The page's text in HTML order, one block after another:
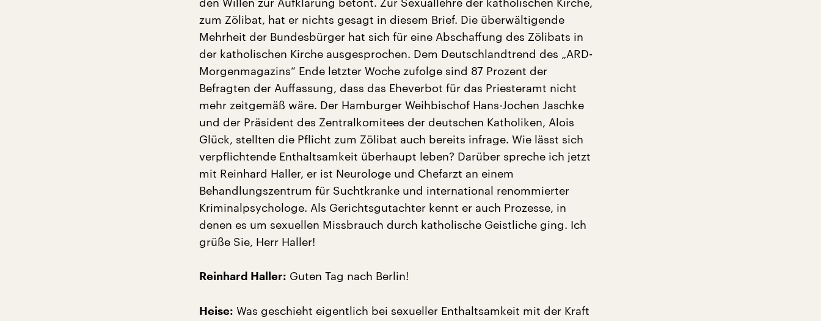
zum Zölibat, hat er nichts gesagt in diesem Brief. Die überwältigende
Mehrheit der Bundesbürger hat sich für eine Abschaffung des Zölibats in
der katholischen Kirche ausgesprochen. Dem Deutschlandtrend des „ARD-
Morgenmagazins“ Ende letzter Woche zufolge sind 87 Prozent der
Befragten der Auffassung, dass das Eheverbot für das Priesteramt nicht
mehr zeitgemäß wäre. Der Hamburger Weihbischof Hans-Jochen Jaschke
und der Präsident des Zentralkomitees der deutschen Katholiken, Alois
Glück, stellten die Pflicht zum Zölibat auch bereits infrage. Wie lässt sich
verpflichtende Enthaltsamkeit überhaupt leben? Darüber spreche ich jetzt
mit Reinhard Haller, er ist Neurologe und Chefarzt an einem
Behandlungszentrum für Suchtkranke und international renommierter
Kriminalpsychologe. Als Gerichtsgutachter kennt er auch Prozesse, in
denen es um sexuellen Missbrauch durch katholische Geistliche ging. Ich
grüße Sie, Herr Haller!
Reinhard Haller: Guten Tag nach Berlin!
Heise: Was geschieht eigentlich bei sexueller Enthaltsamkeit mit der Kraft